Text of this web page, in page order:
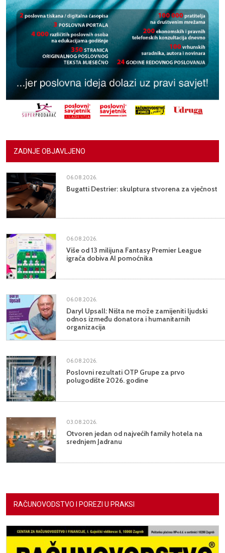
ZADNJE OBJAVLJENO
06.08.2026.
Bugatti Destrier: skulptura stvorena za vječnost
06.08.2026.
Više od 13 milijuna Fantasy Premier League
igrača dobiva AI pomoćnika
06.08.2026.
Daryl Upsall: Ništa ne može zamijeniti ljudski
odnos između donatora i humanitarnih
organizacija
06.08.2026.
Poslovni rezultati OTP Grupe za prvo
polugodište 2026. godine
03.08.2026.
Otvoren jedan od najvećih family hotela na
srednjem Jadranu
RAČUNOVODSTVO I POREZI U PRAKSI